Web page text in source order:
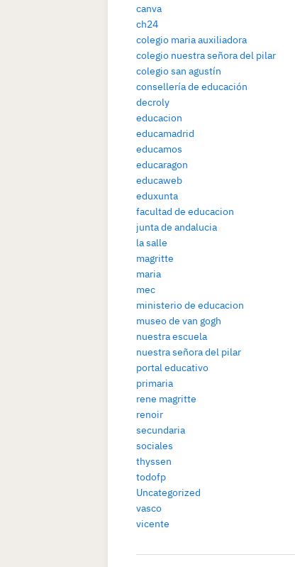
canva
ch24
colegio maria auxiliadora
colegio nuestra señora del pilar
colegio san agustín
consellería de educación
decroly
educacion
educamadrid
educamos
educaragon
educaweb
eduxunta
facultad de educacion
junta de andalucia
la salle
magritte
maria
mec
ministerio de educacion
museo de van gogh
nuestra escuela
nuestra señora del pilar
portal educativo
primaria
rene magritte
renoir
secundaria
sociales
thyssen
todofp
Uncategorized
vasco
vicente